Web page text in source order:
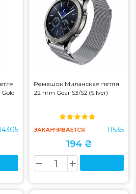
Ремешок Миланская петля
22 mm Gear S3/S2 (Silver)
ЗАКАНЧИВАЕТСЯ 11535
194 ₴